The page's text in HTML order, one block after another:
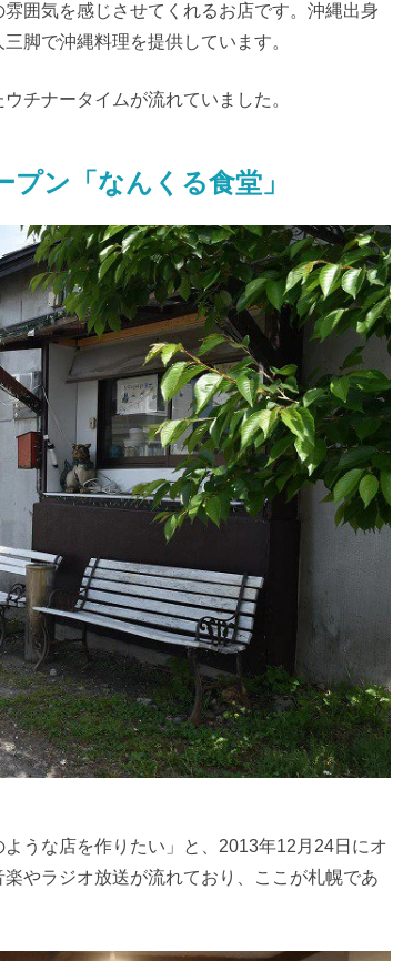
囲気を感じさせてくれるお店です。沖縄出身
脚で沖縄料理を提供しています。
チナータイムが流れていました。
ン「なんくる食堂」
うな店を作りたい」と、2013年12月24日にオ
やラジオ放送が流れており、ここが札幌であ